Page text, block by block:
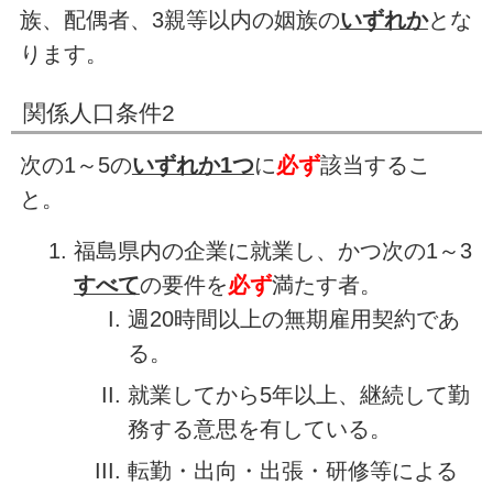
族、配偶者、3親等以内の姻族のいずれかとな
ります。
関係人口条件2
次の1～5のいずれか1つに必ず該当するこ
と。
福島県内の企業に就業し、かつ次の1～3
すべての要件を必ず満たす者。
週20時間以上の無期雇用契約であ
る。
就業してから5年以上、継続して勤
務する意思を有している。
転勤・出向・出張・研修等による